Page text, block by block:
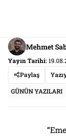
Mehmet
Yayın Tarihi:
Paylaş
GÜNÜN YAZILARI
“